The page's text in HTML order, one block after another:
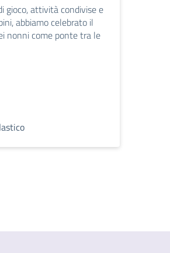
gioco, attività condivise e
abbiamo celebrato il
nonni come ponte tra le